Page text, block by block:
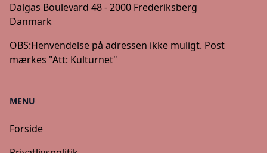
Dalgas Boulevard 48 - 2000 Frederiksberg
Danmark
OBS:Henvendelse på adressen ikke muligt. Post
mærkes "Att: Kulturnet"
MENU
Forside